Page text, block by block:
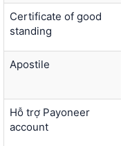
Certificate of good
standing
Apostile
Hỗ trợ Payoneer
account